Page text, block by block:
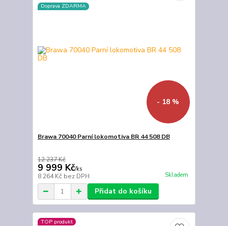
Doprava ZDARMA
- 18 %
Brawa 70040 Parní lokomotiva BR 44 508 DB
12 237 Kč
9 999 Kč/ks
8 264 Kč bez DPH Skladem
Přidat do košíku
TOP produkt